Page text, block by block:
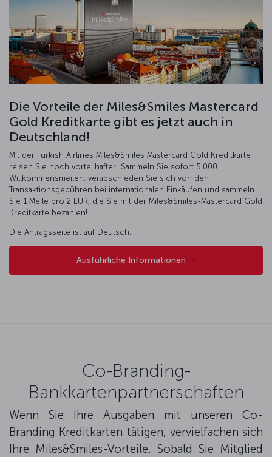
Die Vorteile der Miles&Smiles Mastercard
Gold Kreditkarte gibt es jetzt auch in
Deutschland!
Mit der Turkish Airlines Miles&Smiles Mastercard Gold Kreditkarte
reisen Sie noch vorteilhafter! Sammeln Sie sofort 5.000
Willkommensmeilen, verabschieden Sie sich von den
Transaktionsgebühren bei internationalen Einkäufen und sammeln
Sie 1 Meile pro 2 EUR, die Sie mit der Miles&Smiles-Mastercard Gold
Kreditkarte bezahlen!
Die Antragsseite ist auf Deutsch.
Ausführliche Informationen
Co-Branding-
Bankkartenpartnerschaften
Wenn Sie Ihre Ausgaben mit unseren Co-
Branding Kreditkarten tätigen, vervielfachen sich
Ihre Miles&Smiles-Vorteile. Sobald Sie Mitglied